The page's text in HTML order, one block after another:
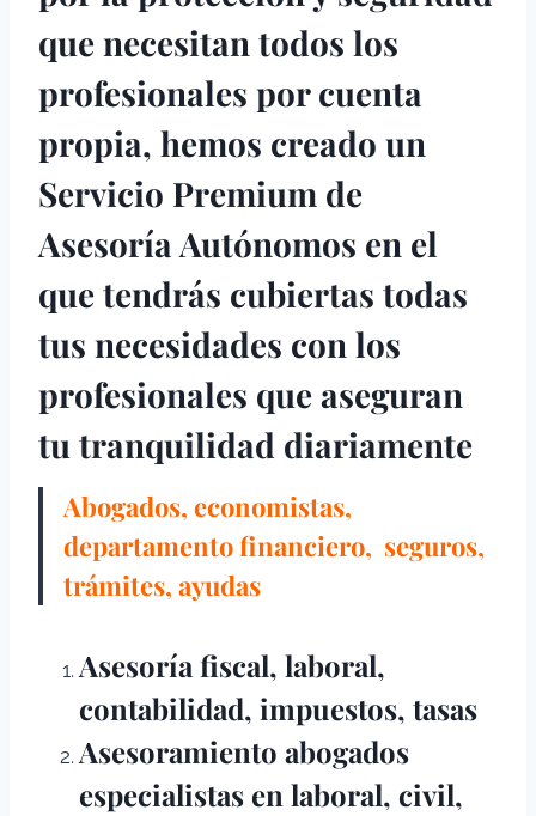
que necesitan todos los
profesionales por cuenta
propia, hemos creado un
Servicio Premium de
Asesoría Autónomos en el
que tendrás cubiertas todas
tus necesidades con los
profesionales que aseguran
tu tranquilidad diariamente
Abogados, economistas,
departamento financiero, seguros,
trámites, ayudas
Asesoría fiscal, laboral,
contabilidad, impuestos, tasas
Asesoramiento abogados
especialistas en laboral, civil,